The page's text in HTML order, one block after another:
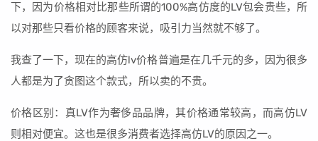
下，因为价格相对比那些所谓的100%高仿度的LV包会贵些，所
以对那些只看价格的顾客来说，吸引力当然就不够了。
我查了一下，现在的高仿lv价格普遍是在几千元的多，因为很多
人都是为了贪图这个款式，所以卖的不贵。
价格区别：真LV作为奢侈品品牌，其价格通常较高，而高仿LV
则相对便宜。这也是很多消费者选择高仿LV的原因之一。